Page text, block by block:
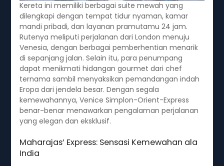
Kereta ini memiliki berbagai suite mewah yang
dilengkapi dengan tempat tidur nyaman, kamar
mandi pribadi, dan layanan pramutamu 24 jam.
Rutenya meliputi perjalanan dari London menuju
Venesia, dengan berbagai pemberhentian menarik
di sepanjang jalan. Selain itu, para penumpang
dapat menikmati hidangan gourmet dari chef
ternama sambil menyaksikan pemandangan indah
Eropa dari jendela besar. Dengan segala
kemewahannya, Venice Simplon-Orient-Express
benar-benar menawarkan pengalaman perjalanan
yang elegan dan eksklusif.
Maharajas’ Express: Sensasi Kemewahan ala
India